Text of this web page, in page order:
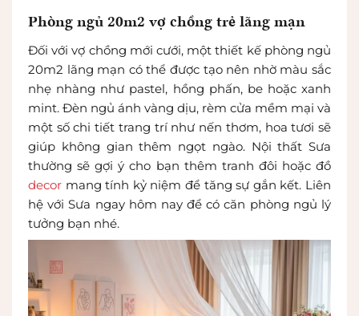
Phòng ngủ 20m2 vợ chồng trẻ lãng mạn
Đối với vợ chồng mới cưới, một thiết kế phòng ngủ
20m2 lãng mạn có thể được tạo nên nhờ màu sắc
nhẹ nhàng như pastel, hồng phấn, be hoặc xanh
mint. Đèn ngủ ánh vàng dịu, rèm cửa mềm mại và
một số chi tiết trang trí như nến thơm, hoa tươi sẽ
giúp không gian thêm ngọt ngào. Nội thất Sưa
thường sẽ gợi ý cho bạn thêm tranh đôi hoặc đồ
decor mang tính kỷ niệm để tăng sự gắn kết. Liên
hệ với Sưa ngay hôm nay để có căn phòng ngủ lý
tưởng bạn nhé.